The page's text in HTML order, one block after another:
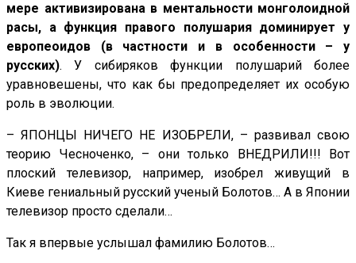
мере активизирована в ментальности монголоидной
расы, а функция правого полушария доминирует у
европеоидов (в частности и в особенности – у
русских). У сибиряков функции полушарий более
уравновешены, что как бы предопределяет их особую
роль в эволюции.
– ЯПОНЦЫ НИЧЕГО НЕ ИЗОБРЕЛИ, – развивал свою
теорию Чесноченко, – они только ВНЕДРИЛИ!!! Вот
плоский телевизор, например, изобрел живущий в
Киеве гениальный русский ученый Болотов… А в Японии
телевизор просто сделали…
Так я впервые услышал фамилию Болотов…